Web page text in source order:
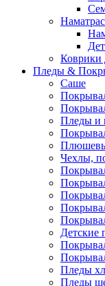
Коврики
Пледы &
Саше
Пледы и
Чехлы,
Детские
Пледы
Пледы